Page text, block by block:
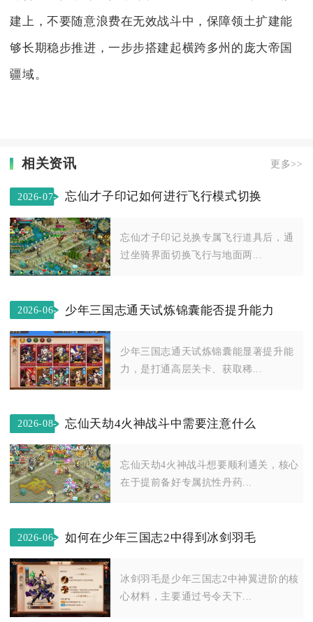
建上，不要随意浪费在无效战斗中，保障领土扩建能
够长期稳步推进，一步步搭建起横跨多州的庞大帝国
疆域。
相关资讯 更多>>
2026-07-
忘仙才子印记如何进行飞行模式切换
忘仙才子印记兑换专属飞行道具后，通
过坐骑界面切换飞行与地面两...
2026-06-
少年三国志通天试炼锦囊能否提升能力
少年三国志通天试炼锦囊能显著提升能
力，是打通高层关卡、获取稀...
2026-08-
05
忘仙天劫4火神战斗中需要注意什么
忘仙天劫4火神战斗想要顺利通关，核心
在于提前备好专属抗性丹药...
2026-06-
如何在少年三国志2中得到冰剑羽毛
冰剑羽毛是少年三国志2中神翼进阶的核
心材料，主要通过号令天下...